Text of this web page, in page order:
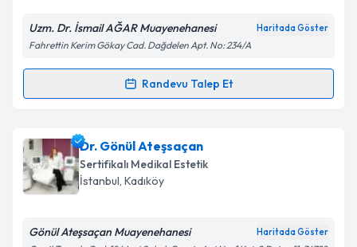
Kişisel verilerimin işlenmesine ilişkin
Aydınlatma
Metni'ni okudum ve kişisel verilerimin belirtilen
kapsamda işlenmesini kabul ediyorum.
Uzm. Dr. İsmail AĞAR Muayenehanesi Haritada Göster
Fahrettin Kerim Gökay Cad. Dağdelen Apt. No: 234/A
Randevu Talep Et
Randevu Takvimi Talebi
Uzm. Dr. İsmail Ağariçin randevu takvimi talebi
oluşturun. Size bu uzmandan randevu almanız için bir
takvim hazırlandığında e-posta ile bilgilendireceğiz.
Dr. Gönül Ateşsaçan
Sertifikalı Medikal Estetik
İstanbul, Kadıköy
Gönül Ateşsaçan Muayenehanesi Haritada Göster